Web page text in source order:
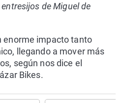
de Miguel de
enorme impacto tanto
llegando a mover más
según nos dice el
Bikes.